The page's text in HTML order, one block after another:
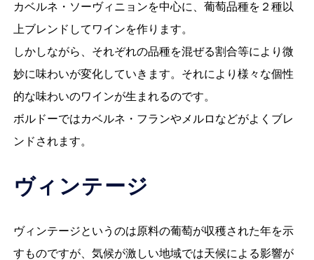
カベルネ・ソーヴィニョンを中心に、葡萄品種を２種以
上ブレンドしてワインを作ります。
しかしながら、それぞれの品種を混ぜる割合等により微
妙に味わいが変化していきます。それにより様々な個性
的な味わいのワインが生まれるのです。
ボルドーではカベルネ・フランやメルロなどがよくブレ
ンドされます。
ヴィンテージ
ヴィンテージというのは原料の葡萄が収穫された年を示
すものですが、気候が激しい地域では天候による影響が